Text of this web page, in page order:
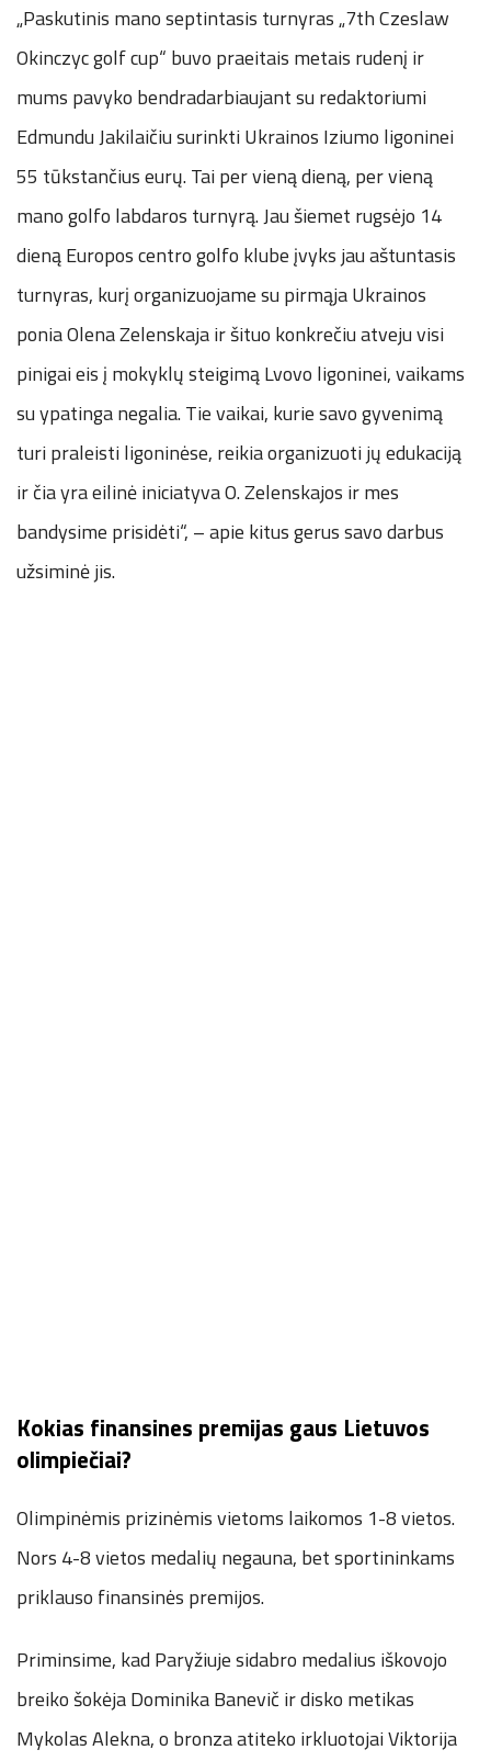
„Paskutinis mano septintasis turnyras „7th Czeslaw
Okinczyc golf cup“ buvo praeitais metais rudenį ir
mums pavyko bendradarbiaujant su redaktoriumi
Edmundu Jakilaičiu surinkti Ukrainos Iziumo ligoninei
55 tūkstančius eurų. Tai per vieną dieną, per vieną
mano golfo labdaros turnyrą. Jau šiemet rugsėjo 14
dieną Europos centro golfo klube įvyks jau aštuntasis
turnyras, kurį organizuojame su pirmąja Ukrainos
ponia Olena Zelenskaja ir šituo konkrečiu atveju visi
pinigai eis į mokyklų steigimą Lvovo ligoninei, vaikams
su ypatinga negalia. Tie vaikai, kurie savo gyvenimą
turi praleisti ligoninėse, reikia organizuoti jų edukaciją
ir čia yra eilinė iniciatyva O. Zelenskajos ir mes
bandysime prisidėti“, – apie kitus gerus savo darbus
užsiminė jis.
Kokias finansines premijas gaus Lietuvos
olimpiečiai?
Olimpinėmis prizinėmis vietoms laikomos 1-8 vietos.
Nors 4-8 vietos medalių negauna, bet sportininkams
priklauso finansinės premijos.
Priminsime, kad Paryžiuje sidabro medalius iškovojo
breiko šokėja Dominika Banevič ir disko metikas
Mykolas Alekna, o bronza atiteko irkluotojai Viktorija